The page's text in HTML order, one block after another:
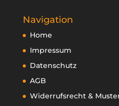
Navigation
Home
Impressum
Datenschutz
AGB
Widerrufsrecht &